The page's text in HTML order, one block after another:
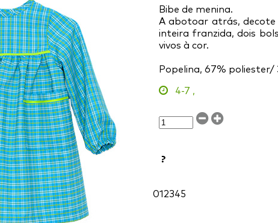
Bibe de menina.
A abotoar atrás, decote
inteira franzida, dois
vivos à cor.
Popelina, 67% poliester/
4-7 ,
?
01 2345